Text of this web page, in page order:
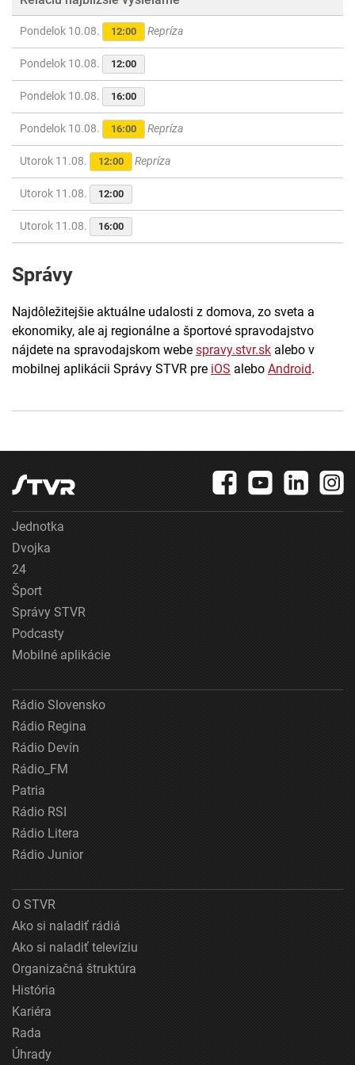
Pondelok 10.08. 12:00 Repríza
Pondelok 10.08. 12:00
Pondelok 10.08. 16:00
Pondelok 10.08. 16:00 Repríza
Utorok 11.08. 12:00 Repríza
Utorok 11.08. 12:00
Utorok 11.08. 16:00
Správy
Najdôležitejšie aktuálne udalosti z domova, zo sveta a
ekonomiky, ale aj regionálne a športové spravodajstvo
nájdete na spravodajskom webe spravy.stvr.sk alebo v
mobilnej aplikácii Správy STVR pre iOS alebo Android.
Jednotka
Dvojka
24
Šport
Správy STVR
Podcasty
Mobilné aplikácie
Rádio Slovensko
Rádio Regina
Rádio Devín
Rádio_FM
Patria
Rádio RSI
Rádio Litera
Rádio Junior
O STVR
Ako si naladiť rádiá
Ako si naladiť televíziu
Organizačná štruktúra
História
Kariéra
Rada
Úhrady